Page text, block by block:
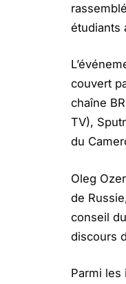
étudiants
couvert
chaîne
TV),
du
Oleg
de
conseil
discours
Parmi les